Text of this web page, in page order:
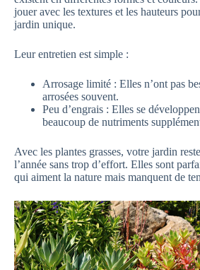
jouer avec les textures et les hauteurs
jardin unique.
Leur entretien est simple :
Arrosage limité : Elles n’ont pas
arrosées souvent.
Peu d’engrais : Elles se
beaucoup de nutriments
Avec les plantes grasses, votre jardin
l’année sans trop d’effort. Elles sont
qui aiment la nature mais manquent de